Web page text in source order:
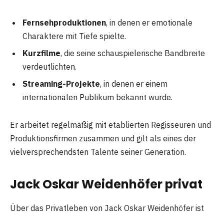
Fernsehproduktionen, in denen er emotionale
Charaktere mit Tiefe spielte.
Kurzfilme, die seine schauspielerische Bandbreite
verdeutlichten.
Streaming-Projekte, in denen er einem
internationalen Publikum bekannt wurde.
Er arbeitet regelmäßig mit etablierten Regisseuren und
Produktionsfirmen zusammen und gilt als eines der
vielversprechendsten Talente seiner Generation.
Jack Oskar Weidenhöfer privat
Über das Privatleben von Jack Oskar Weidenhöfer ist